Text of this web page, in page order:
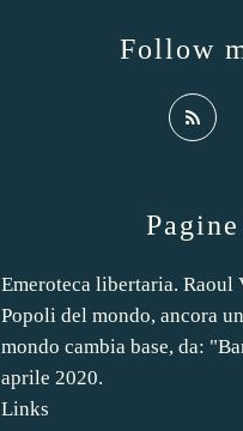
Pagine
Emeroteca libertaria. Raoul
Popoli del mondo, ancora
mondo cambia base, da:
aprile 2020.
Links
Follow